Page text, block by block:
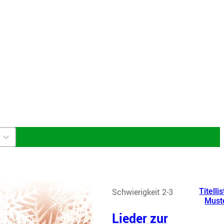
Schwierigkeit 2-3
Lieder zur